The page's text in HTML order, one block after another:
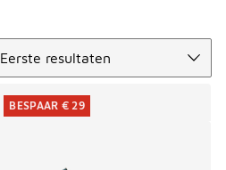
Eerste resultaten
BESPAAR € 29